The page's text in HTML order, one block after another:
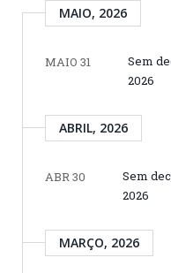
MAIO, 2026
MAIO 31
Sem
2026
ABRIL, 2026
ABR 30
Sem
2026
MARÇO, 2026